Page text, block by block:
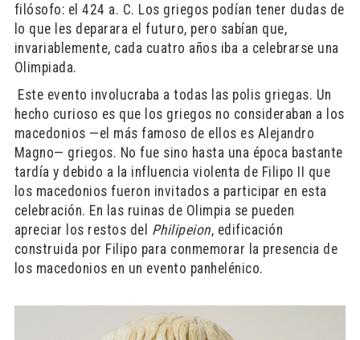
filósofo: el 424 a. C. Los griegos podían tener dudas de
lo que les deparara el futuro, pero sabían que,
invariablemente, cada cuatro años iba a celebrarse una
Olimpiada.
​ Este evento involucraba a todas las polis griegas. Un
hecho curioso es que los griegos no consideraban a los
macedonios —el más famoso de ellos es Alejandro
Magno— griegos. No fue sino hasta una época bastante
tardía y debido a la influencia violenta de Filipo II que
los macedonios fueron invitados a participar en esta
celebración. En las ruinas de Olimpia se pueden
apreciar los restos del Philipeion, edificación
construida por Filipo para conmemorar la presencia de
los macedonios en un evento panhelénico.